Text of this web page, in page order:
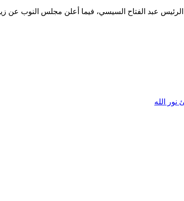
عبد الفتاح السيسي، فيما أعلن مجلس النوب عن
الله